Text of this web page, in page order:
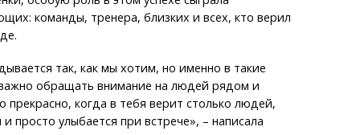
команды, тренера, близких и всех, кто верил
так, как мы хотим, но именно в такие
обращать внимание на людей рядом и
прекрасно, когда в тебя верит столько людей,
просто улыбается при встрече», – написала